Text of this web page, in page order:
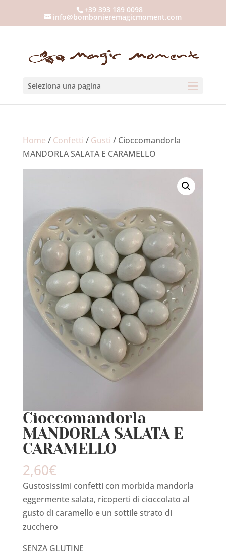
+39 393 189 0098
info@bombonieremagicmoment.com
Seleziona una pagina
Home / Confetti / Gusti / Cioccomandorla
MANDORLA SALATA E CARAMELLO
Cioccomandorla
MANDORLA SALATA E
CARAMELLO
2,60€
Gustosissimi confetti con morbida mandorla
eggermente salata, ricoperti di cioccolato al
gusto di caramello e un sottile strato di
zucchero
SENZA GLUTINE